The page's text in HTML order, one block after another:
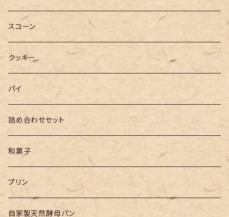
スコーン
クッキー
パイ
詰め合わせセット
和菓子
プリン
自家製天然酵母パン